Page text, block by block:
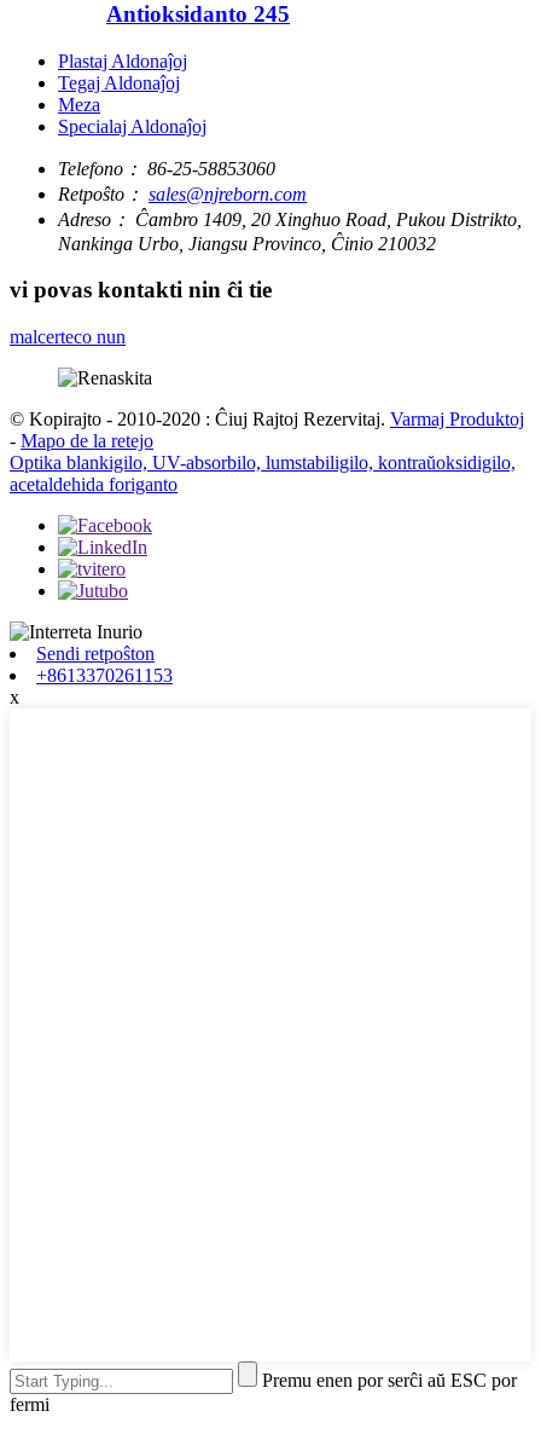
Antioksidanto 245
Plastaj Aldonaĵoj
Tegaj Aldonaĵoj
Meza
Specialaj Aldonaĵoj
Telefono： 86-25-58853060
Retpoŝto： sales@njreborn.com
Adreso： Ĉambro 1409, 20 Xinghuo Road, Pukou Distrikto,
Nankinga Urbo, Jiangsu Provinco, Ĉinio 210032
vi povas kontakti nin ĉi tie
malcerteco nun
© Kopirajto - 2010-2020 : Ĉiuj Rajtoj Rezervitaj. Varmaj Produktoj
- Mapo de la retejo
Optika blankigilo, UV-absorbilo, lumstabiligilo, kontraŭoksidigilo,
acetaldehida foriganto
Sendi retpoŝton
+8613370261153
x
Premu enen por serĉi aŭ ESC por
fermi